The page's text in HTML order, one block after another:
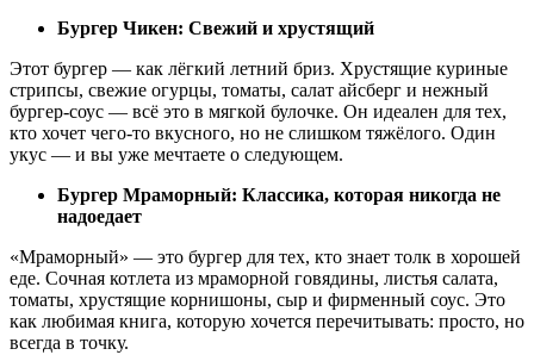
Бургер Чикен: Свежий и хрустящий
Этот бургер — как лёгкий летний бриз. Хрустящие куриные
стрипсы, свежие огурцы, томаты, салат айсберг и нежный
бургер-соус — всё это в мягкой булочке. Он идеален для тех,
кто хочет чего-то вкусного, но не слишком тяжёлого. Один
укус — и вы уже мечтаете о следующем.
Бургер Мраморный: Классика, которая никогда не
надоедает
«Мраморный» — это бургер для тех, кто знает толк в хорошей
еде. Сочная котлета из мраморной говядины, листья салата,
томаты, хрустящие корнишоны, сыр и фирменный соус. Это
как любимая книга, которую хочется перечитывать: просто, но
всегда в точку.